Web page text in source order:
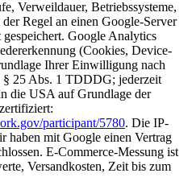
Verweildauer, Betriebssysteme,
Regel an einen Google-Server
Google Analytics
(Cookies, Device-
Ihrer Einwilligung nach
25 Abs. 1 TDDDG; jederzeit
die USA auf Grundlage der
participant/5780. Die IP-
haben mit Google einen Vertrag
E-Commerce-Messung ist
Versandkosten, Zeit bis zum